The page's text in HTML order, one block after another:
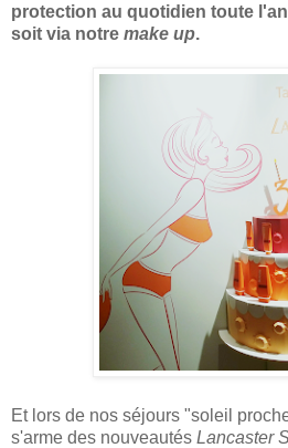
protection au quotidien toute
soit via notre make up.
Et lors de nos séjours "soleil
s'arme des nouveautés Lancaster